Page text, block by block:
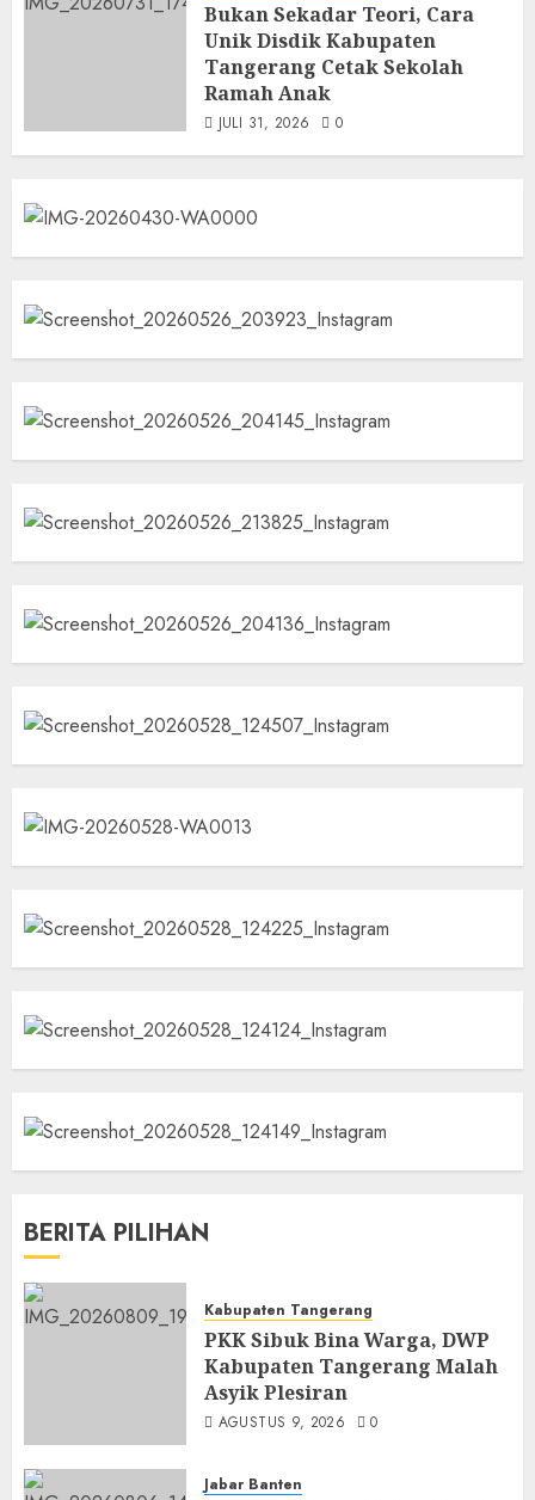
Bukan Sekadar Teori, Cara
Unik Disdik Kabupaten
Tangerang Cetak Sekolah
Ramah Anak
JULI 31, 2026 0
BERITA PILIHAN
Kabupaten Tangerang
PKK Sibuk Bina Warga, DWP
Kabupaten Tangerang Malah
Asyik Plesiran
AGUSTUS 9, 2026 0
Jabar Banten